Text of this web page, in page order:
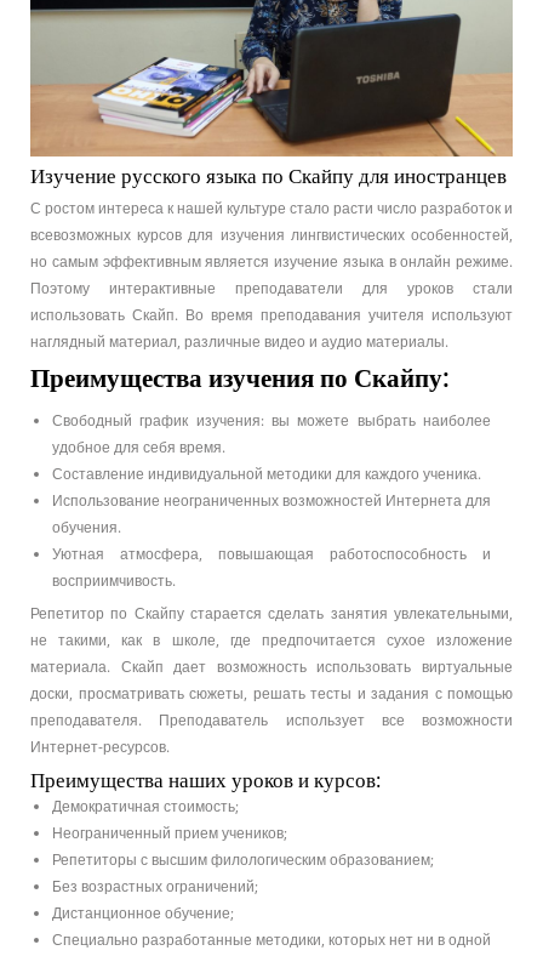
Изучение русского языка по Скайпу для иностранцев
С ростом интереса к нашей культуре стало расти число разработок и
всевозможных курсов для изучения лингвистических особенностей,
но самым эффективным является изучение языка в онлайн режиме.
Поэтому интерактивные преподаватели для уроков стали
использовать Скайп. Во время преподавания учителя используют
наглядный материал, различные видео и аудио материалы.
Преимущества изучения по Скайпу:
Свободный график изучения: вы можете выбрать наиболее
удобное для себя время.
Составление индивидуальной методики для каждого ученика.
Использование неограниченных возможностей Интернета для
обучения.
Уютная атмосфера, повышающая работоспособность и
восприимчивость.
Репетитор по Скайпу старается сделать занятия увлекательными,
не такими, как в школе, где предпочитается сухое изложение
материала. Скайп дает возможность использовать виртуальные
доски, просматривать сюжеты, решать тесты и задания с помощью
преподавателя. Преподаватель использует все возможности
Интернет-ресурсов.
Преимущества наших уроков и курсов:
Демократичная стоимость;
Неограниченный прием учеников;
Репетиторы с высшим филологическим образованием;
Без возрастных ограничений;
Дистанционное обучение;
Специально разработанные методики, которых нет ни в одной